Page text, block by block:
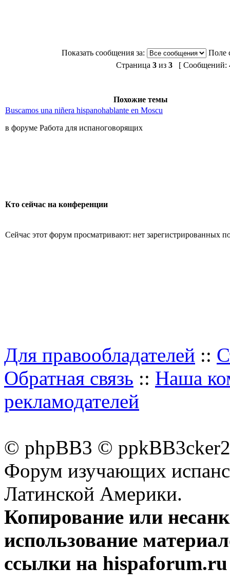
Показать сообщения за:
Поле
Страница 3 из 3 [ Сообщений:
Похожие темы
Buscamos una niñera hispanohablante en Moscu
в форуме Работа для испаноговорящих
Кто сейчас на конференции
Сейчас этот форум просматривают: нет зарегистрированных
Для правообладателей ::
Обратная связь :: Наша
рекламодателей
© phpBB3 ©
Форум изучающих
Латинской Америки.
Копирование или
использование
ссылки на hispaforum.ru